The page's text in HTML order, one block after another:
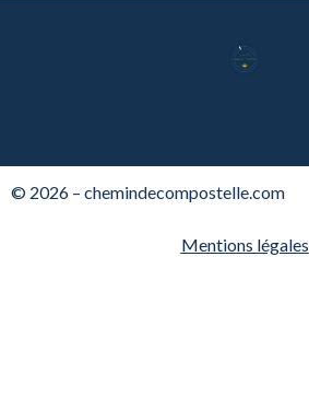
© 2026 – chemindecompostelle.com
Mentions légales